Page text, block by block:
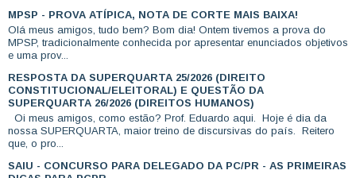
MPSP - PROVA ATÍPICA, NOTA DE CORTE MAIS BAIXA!
Olá meus amigos, tudo bem? Bom dia! Ontem tivemos a prova do
MPSP, tradicionalmente conhecida por apresentar enunciados objetivos
e uma prov...
RESPOSTA DA SUPERQUARTA 25/2026 (DIREITO
CONSTITUCIONAL/ELEITORAL) E QUESTÃO DA
SUPERQUARTA 26/2026 (DIREITOS HUMANOS)
Oi meus amigos, como estão? Prof. Eduardo aqui. Hoje é dia da
nossa SUPERQUARTA, maior treino de discursivas do país. Reitero
que, o pro...
SAIU - CONCURSO PARA DELEGADO DA PC/PR - AS PRIMEIRAS